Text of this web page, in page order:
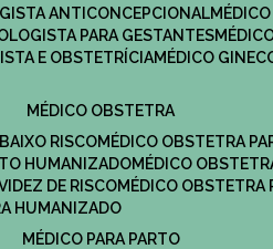
ANTICONCEPCIONAL
PARA GESTANTES
E OBSTETRÍCIA
MÉDICO
MÉDICO OBSTETRA
BAIXO RISCO
MÉDICO OBSTETRA
HUMANIZADO MÉDICO
DE RISCO
MÉDICO
HUMANIZADO
MÉDICO PARA PARTO